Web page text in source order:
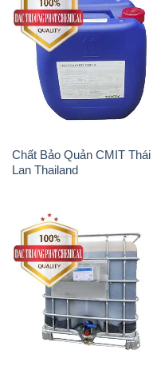
Chất Bảo Quản CMIT Thái
Lan Thailand